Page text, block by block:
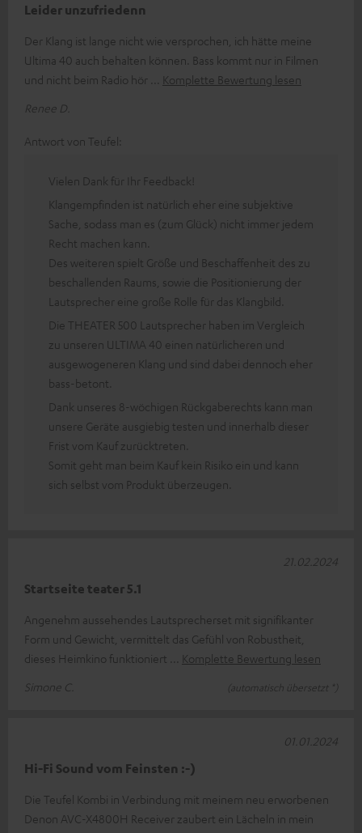
Leider unzufriedenn
Der Klang ist lange nicht wie versprochen, ich hätte meine
Ultima 40 auch behalten können. Bass kommt nur in Filmen
und nicht beim Radio hör
Komplette Bewertung lesen
Renee D.
Antwort von Teufel:
Vielen Dank für Ihr Feedback!
Klangempfinden ist natürlich eher eine subjektive
Sache, sodass man es (zum Glück) nicht immer jedem
Recht machen kann.
Des weiteren spielt Größe und Beschaffenheit des zu
beschallenden Raums, sowie die Positionierung der
Lautsprecher eine große Rolle für das Klangbild.
Die THEATER 500 Lautsprecher haben im Vergleich
zu unseren ULTIMA 40 einen natürlicheren und
ausgewogeneren Klang und sind dabei dennoch eher
bass-betont.
Dank unseres 8-wöchigen Rückgaberechts kann man
unsere Geräte ausgiebig testen und innerhalb dieser
Frist vom Kauf zurücktreten.
Somit geht man beim Kauf kein Risiko ein und kann
sich selbst vom Produkt überzeugen.
Startseite teater 5.1
Angenehm aussehendes Lautsprecherset mit signifikanter
Form und Gewicht, vermittelt das Gefühl von Robustheit,
dieses Heimkino funktioniert
Komplette Bewertung lesen
Simone C.
(automatisch übersetzt *)
21.02.2024
Hi-Fi Sound vom Feinsten :-)
Die Teufel Kombi in Verbindung mit meinem neu erworbenen
Denon AVC-X4800H Receiver zaubert ein Lächeln in mein
01.01.2024